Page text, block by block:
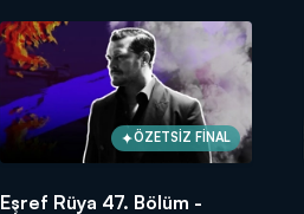
ÖZETSİZ FİNAL
Eşref Rüya 47. Bölüm -